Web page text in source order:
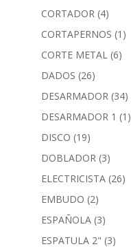
CORTADOR (4)
CORTAPERNOS (1)
CORTE METAL (6)
DADOS (26)
DESARMADOR (34)
DESARMADOR 1 (1)
DISCO (19)
DOBLADOR (3)
ELECTRICISTA (26)
EMBUDO (2)
ESPAÑOLA (3)
ESPATULA 2" (3)